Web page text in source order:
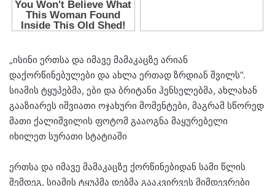
„ისინი ერთსა და იმავე მამაკაცზე არიან
დაქორწინებულები და ახლა ერთად ზრდიან შვილს“.
სიამის ტყუპებმა, ები და ბრიტანი ჰენსელებმა, ახლახან
გააზიარეს იშვიათი ოჯახური მომენტები, მაგრამ სწორედ
მათი ქალიშვილის ფოტომ გააოგნა მაყურებელი
იხილეთ სურათი სტატიაში
ერთსა და იმავე მამაკაცზე ქორწინებიდან სამი წლის
შემდეგ, სიამის ტყუპმა დებმა გააკვირვეს მიმდევრები